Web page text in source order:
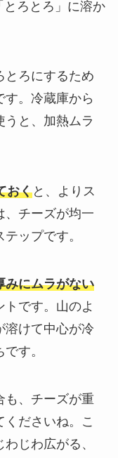
とろにするため
す。冷蔵庫から
うと、加熱ムラ
おくと、よりス
、チーズが均一
ップです。
みにムラがない
です。山のよ
溶けて中心が冷
す。
も、チーズが重
ださいね。こ
じわ広がる、